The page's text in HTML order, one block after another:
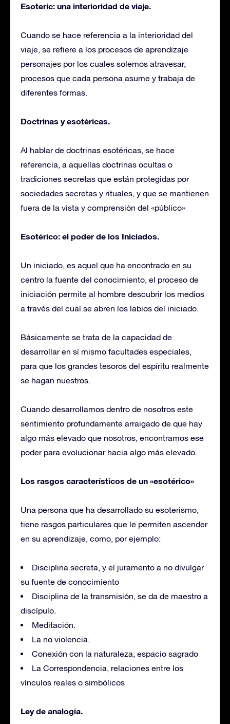
Esoteric: una interioridad de viaje.
Cuando se hace referencia a la interioridad del
viaje, se refiere a los procesos de aprendizaje
personajes por los cuales solemos atravesar,
procesos que cada persona asume y trabaja de
diferentes formas.
Doctrinas y esotéricas.
Al hablar de doctrinas esotéricas, se hace
referencia, a aquellas doctrinas ocultas o
tradiciones secretas que están protegidas por
sociedades secretas y rituales, y que se mantienen
fuera de la vista y comprensión del «público»
Esotérico: el poder de los Iniciados.
Un iniciado, es aquel que ha encontrado en su
centro la fuente del conocimiento, el proceso de
iniciación permite al hombre descubrir los medios
a través del cual se abren los labios del iniciado.
Básicamente se trata de la capacidad de
desarrollar en sí mismo facultades especiales,
para que los grandes tesoros del espíritu realmente
se hagan nuestros.
Cuando desarrollamos dentro de nosotros este
sentimiento profundamente arraigado de que hay
algo más elevado que nosotros, encontramos ese
poder para evolucionar hacia algo más elevado.
Los rasgos característicos de un «esotérico»
Una persona que ha desarrollado su esoterismo,
tiene rasgos particulares que le permiten ascender
en su aprendizaje, como, por ejemplo:
Disciplina secreta, y el juramento a no divulgar
su fuente de conocimiento
Disciplina de la transmisión, se da de maestro a
discípulo.
Meditación.
La no violencia.
Conexión con la naturaleza, espacio sagrado
La Correspondencia, relaciones entre los
vínculos reales o simbólicos
Ley de analogía.